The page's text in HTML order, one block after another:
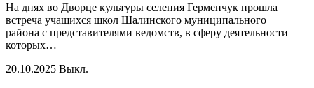
На днях во Дворце культуры селения Герменчук прошла
встреча учащихся школ Шалинского муниципального
района с представителями ведомств, в сферу деятельности
которых…
20.10.2025 Выкл.